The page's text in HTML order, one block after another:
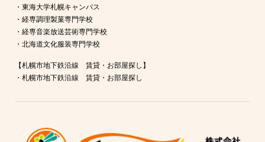
・ 東海大学札幌キャンパス
・ 経専調理製菓専門学校
・ 経専音楽放送芸術専門学校
・ 北海道文化服装専門学校
【札幌市地下鉄沿線 賃貸・お部屋探し】
・ 札幌市地下鉄沿線 賃貸・お部屋探し